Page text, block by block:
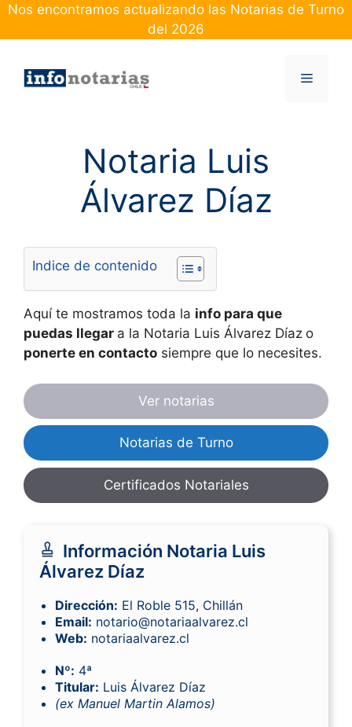
Skip
Nos encontramos actualizando las Notarias de Turno
del 2026
Menu
Notaria Luis
Álvarez Díaz
Indice de contenido
Aquí te mostramos toda la info para que
puedas llegar a la Notaria Luis Álvarez Díaz o
ponerte en contacto siempre que lo necesites.
Ver notarias
Notarias de Turno
Certificados Notariales
Información Notaria Luis
Álvarez Díaz
Dirección: El Roble 515, Chillán
Email: notario@notariaalvarez.cl
Web: notariaalvarez.cl
Nº: 4ª
Titular: Luis Álvarez Díaz
(ex Manuel Martin Alamos)